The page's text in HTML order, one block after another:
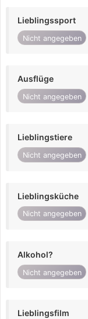
Lieblingssport
Nicht angegeben
Ausflüge
Nicht angegeben
Lieblingstiere
Nicht angegeben
Lieblingsküche
Nicht angegeben
Alkohol?
Nicht angegeben
Lieblingsfilm